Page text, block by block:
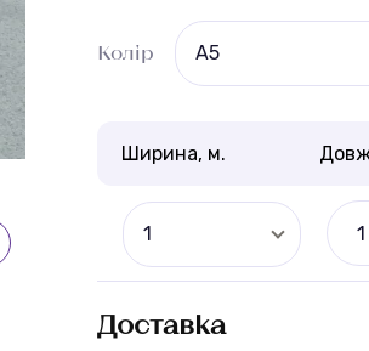
Колір A5
Ширина, м.
1
Доставка